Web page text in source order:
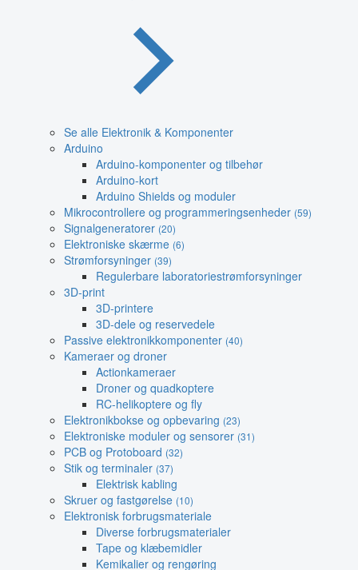
Se alle Elektronik & Komponenter
Arduino
Arduino-komponenter og tilbehør
Arduino-kort
Arduino Shields og moduler
Mikrocontrollere og programmeringsenheder (59)
Signalgeneratorer (20)
Elektroniske skærme (6)
Strømforsyninger (39)
Regulerbare laboratoriestrømforsyninger
3D-print
3D-printere
3D-dele og reservedele
Passive elektronikkomponenter (40)
Kameraer og droner
Actionkameraer
Droner og quadkoptere
RC-helikoptere og fly
Elektronikbokse og opbevaring (23)
Elektroniske moduler og sensorer (31)
PCB og Protoboard (32)
Stik og terminaler (37)
Elektrisk kabling
Skruer og fastgørelse (10)
Elektronisk forbrugsmateriale
Diverse forbrugsmaterialer
Tape og klæbemidler
Kemikalier og rengøring